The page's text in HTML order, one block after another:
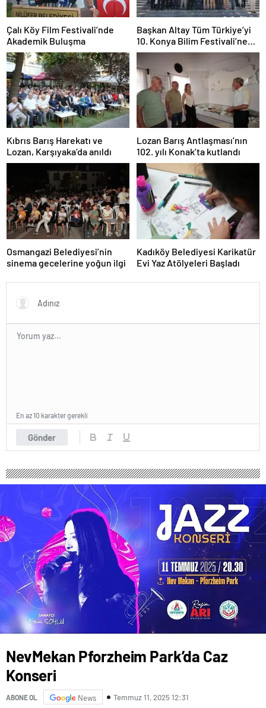
Çalı Köy Film Festivali’nde
Akademik Buluşma
Başkan Altay Tüm Türkiye’yi
10. Konya Bilim Festivali’ne
Davet Etti
Kıbrıs Barış Harekatı ve
Lozan, Karşıyaka’da anıldı
Lozan Barış Antlaşması’nın
102. yılı Konak’ta kutlandı
Osmangazi Belediyesi’nin
sinema gecelerine yoğun ilgi
Kadıköy Belediyesi Karikatür
Evi Yaz Atölyeleri Başladı
Gönder
En az 10 karakter gerekli
NevMekan Pforzheim Park’da Caz
Konseri
ABONE OL News Temmuz 11, 2025 12:31